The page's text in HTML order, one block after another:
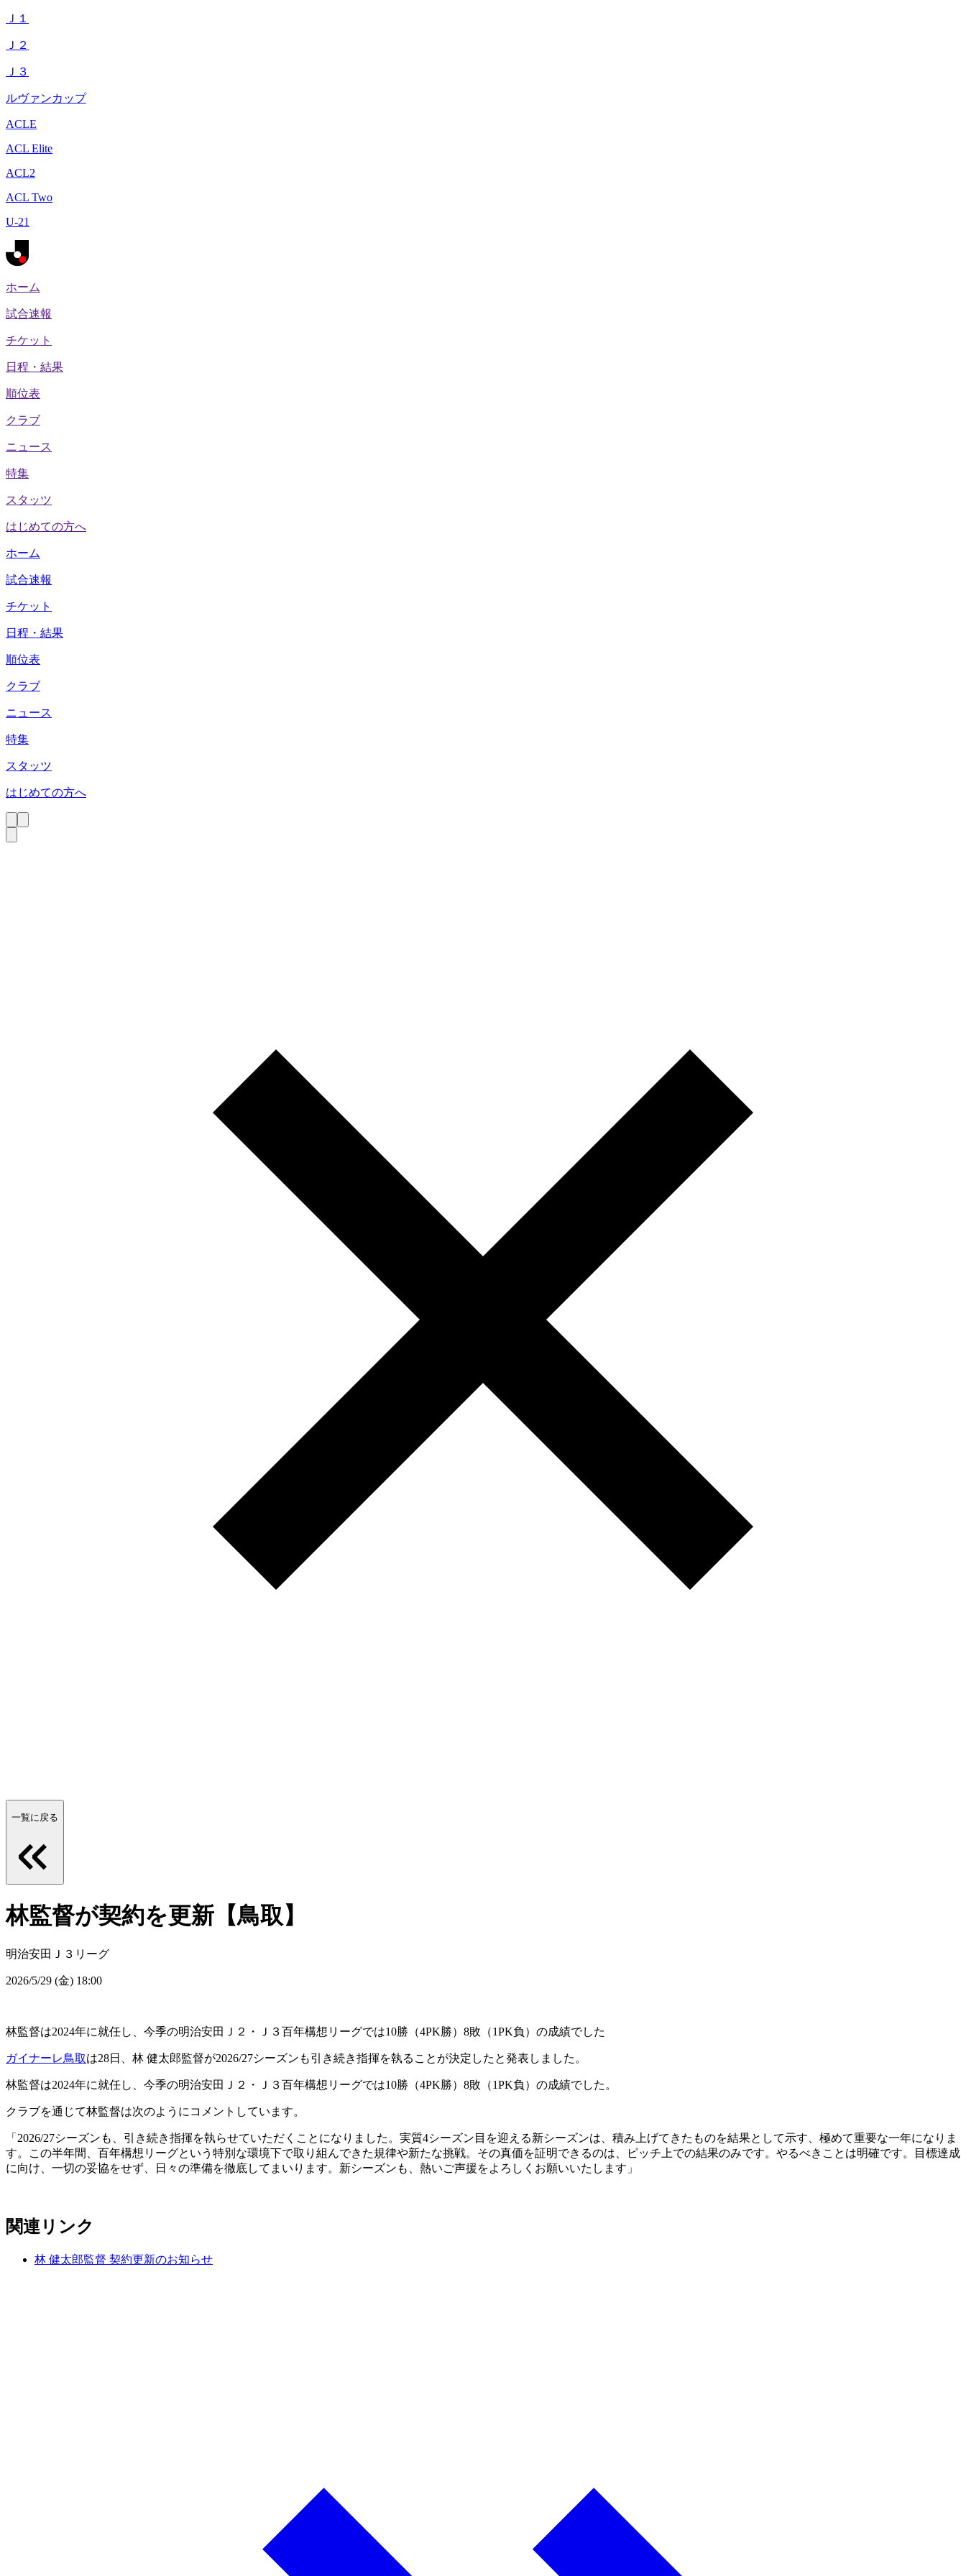
Ｊ１
Ｊ２
Ｊ３
ルヴァンカップ
ACLE
ACL Elite
ACL2
ACL Two
U-21
ホーム
試合速報
チケット
日程・結果
順位表
クラブ
ニュース
特集
スタッツ
はじめての方へ
ホーム
試合速報
チケット
日程・結果
順位表
クラブ
ニュース
特集
スタッツ
はじめての方へ
一覧に戻る
林監督が契約を更新【鳥取】
明治安田Ｊ３リーグ
2026/5/29 (金) 18:00
林監督は2024年に就任し、今季の明治安田Ｊ２・Ｊ３百年構想リーグでは10勝（4PK勝）8敗（1PK負）の成績でした
ガイナーレ鳥取は28日、林 健太郎監督が2026/27シーズンも引き続き指揮を執ることが決定したと発表しました。
林監督は2024年に就任し、今季の明治安田Ｊ２・Ｊ３百年構想リーグでは10勝（4PK勝）8敗（1PK負）の成績でした。
クラブを通じて林監督は次のようにコメントしています。
「2026/27シーズンも、引き続き指揮を執らせていただくことになりました。実質4シーズン目を迎える新シーズンは、積み上げてきたものを結果として示す、極めて重要な一年になりま
す。この半年間、百年構想リーグという特別な環境下で取り組んできた規律や新たな挑戦。その真価を証明できるのは、ピッチ上での結果のみです。やるべきことは明確です。目標達成
に向け、一切の妥協をせず、日々の準備を徹底してまいります。新シーズンも、熱いご声援をよろしくお願いいたします」
関連リンク
林 健太郎監督 契約更新のお知らせ